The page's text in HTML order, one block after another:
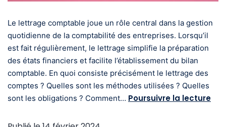
Le lettrage comptable joue un rôle central dans la gestion
quotidienne de la comptabilité des entreprises. Lorsqu’il
est fait régulièrement, le lettrage simplifie la préparation
des états financiers et facilite l’établissement du bilan
comptable. En quoi consiste précisément le lettrage des
comptes ? Quelles sont les méthodes utilisées ? Quelles
sont les obligations ? Comment… Poursuivre la lecture